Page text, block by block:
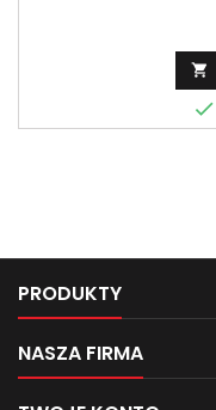


PRODUKTY
NASZA FIRMA